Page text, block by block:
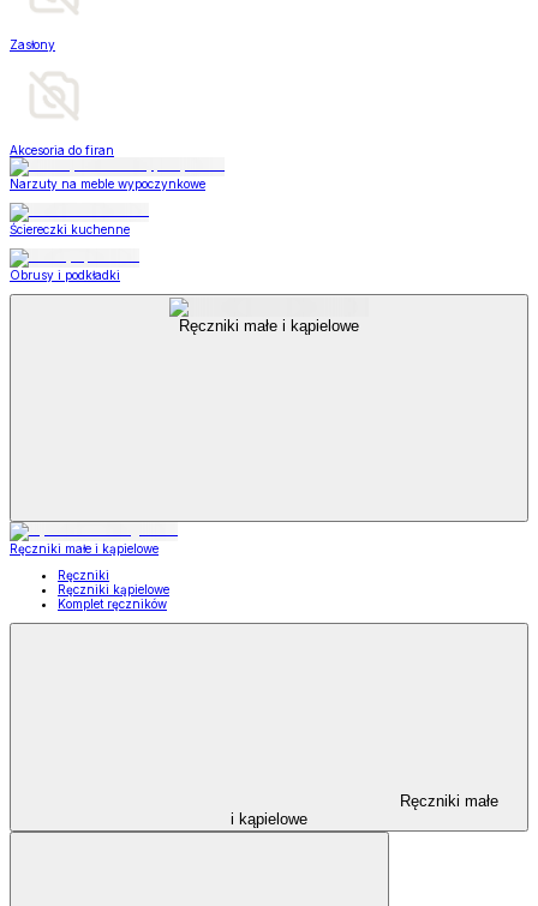
Zasłony
Akcesoria do firan
Narzuty na meble wypoczynkowe
Ściereczki kuchenne
Obrusy i podkładki
Ręczniki małe i kąpielowe
Ręczniki małe i kąpielowe
Ręczniki
Ręczniki kąpielowe
Komplet ręczników
Ręczniki małe
i kąpielowe